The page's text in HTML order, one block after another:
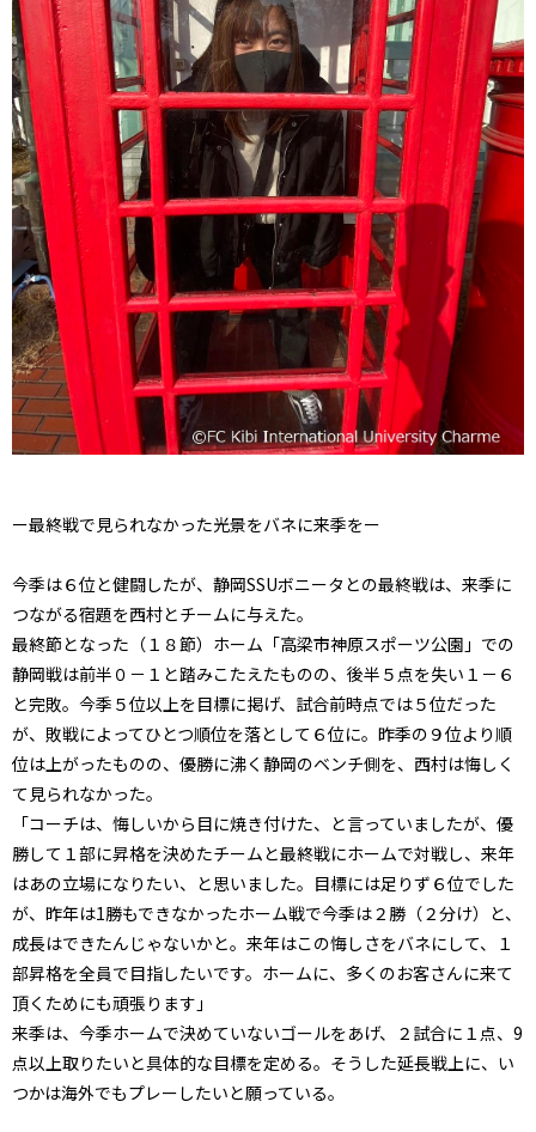
ー最終戦で見られなかった光景をバネに来季をー
今季は６位と健闘したが、静岡SSUボニータとの最終戦は、来季に
つながる宿題を西村とチームに与えた。
最終節となった（１８節）ホーム「高梁市神原スポーツ公園」での
静岡戦は前半０－１と踏みこたえたものの、後半５点を失い１－６
と完敗。今季５位以上を目標に掲げ、試合前時点では５位だった
が、敗戦によってひとつ順位を落として６位に。昨季の９位より順
位は上がったものの、優勝に沸く静岡のベンチ側を、西村は悔しく
て見られなかった。
「コーチは、悔しいから目に焼き付けた、と言っていましたが、優
勝して１部に昇格を決めたチームと最終戦にホームで対戦し、来年
はあの立場になりたい、と思いました。目標には足りず６位でした
が、昨年は1勝もできなかったホーム戦で今季は２勝（２分け）と、
成長はできたんじゃないかと。来年はこの悔しさをバネにして、１
部昇格を全員で目指したいです。ホームに、多くのお客さんに来て
頂くためにも頑張ります」
来季は、今季ホームで決めていないゴールをあげ、２試合に１点、9
点以上取りたいと具体的な目標を定める。そうした延長戦上に、い
つかは海外でもプレーしたいと願っている。